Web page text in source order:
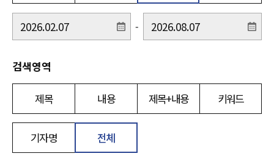
-
검색영역
제목 내용 제목+내용 키워드
기자명 전체